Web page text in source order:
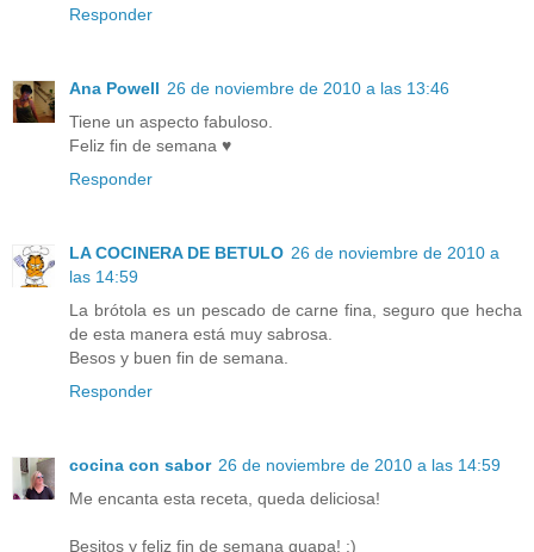
Responder
Ana Powell 26 de noviembre de 2010 a las 13:46
Tiene un aspecto fabuloso.
Feliz fin de semana ♥
Responder
LA COCINERA DE BETULO 26 de noviembre de 2010 a
las 14:59
La brótola es un pescado de carne fina, seguro que hecha
de esta manera está muy sabrosa.
Besos y buen fin de semana.
Responder
cocina con sabor 26 de noviembre de 2010 a las 14:59
Me encanta esta receta, queda deliciosa!
Besitos y feliz fin de semana guapa! :)